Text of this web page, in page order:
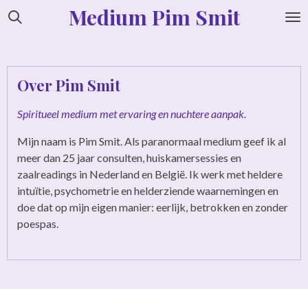
Ga
de
hoofdinhoud
Medium Pim Smit
Over Pim Smit
Spiritueel medium met ervaring en nuchtere aanpak.
Mijn naam is Pim Smit. Als paranormaal medium geef ik al
meer dan 25 jaar consulten, huiskamersessies en
zaalreadings in Nederland en België. Ik werk met heldere
intuïtie, psychometrie en helderziende waarnemingen en
doe dat op mijn eigen manier: eerlijk, betrokken en zonder
poespas.